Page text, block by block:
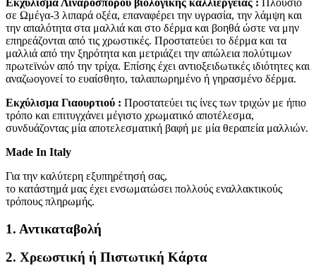
Εκχύλισμα Λιναρόσπορου βιολογικής καλλιέργειας : Πλούσιο
σε Ωμέγα-3 λιπαρά οξέα, επαναφέρει την υγρασία, την λάμψη και
την απαλότητα στα μαλλιά και στο δέρμα και βοηθά ώστε να μην
επηρεάζονται από τις χρωστικές. Προστατεύει το δέρμα και τα
μαλλιά από την ξηρότητα και μετριάζει την απώλεια πολύτιμων
πρωτεϊνών από την τρίχα. Επίσης έχει αντιοξειδωτικές ιδιότητες και
αναζωογονεί το ευαίσθητο, ταλαιπωρημένο ή γηρασμένο δέρμα.
Εκχύλισμα Γιαουρτιού : Προστατεύει τις ίνες των τριχών με ήπιο
τρόπο και επιτυγχάνει μέγιστο χρωματικό αποτέλεσμα,
συνδυάζοντας μία αποτελεσματική βαφή με μία θεραπεία μαλλιών.
Made In Italy
Για την καλύτερη εξυπηρέτησή σας,
το κατάστημά μας έχει ενσωματώσει πολλούς εναλλακτικούς
τρόπους πληρωμής.
1. Αντικαταβολή
2. Χρεωστική ή Πιστωτική Κάρτα